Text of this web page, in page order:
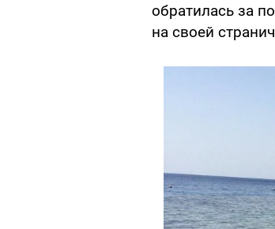
обратилась за
на своей